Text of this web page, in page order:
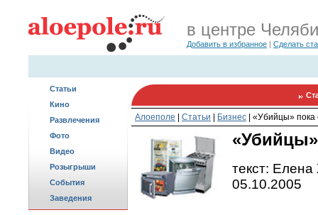
в центре
Добавить в избранное | Сделать
Статьи
Кино
Развлечения
Фото
Видео
Розыгрыши
События
Заведения
Алоеполе Статьи Бизнес «Убийцы» пока
текст:
05.10.2005